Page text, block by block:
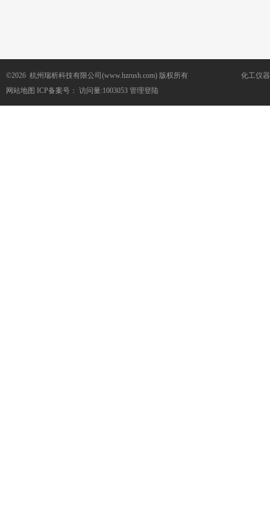
©2026 杭州瑞析科技有限公司(www.hzrush.com) 版权所有
网站地图 ICP备案号： 访问量:1003053 管理登陆
化工仪